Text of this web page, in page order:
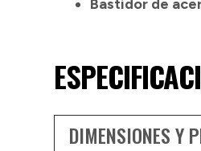
Bastidor de
DIMENSIONES Y